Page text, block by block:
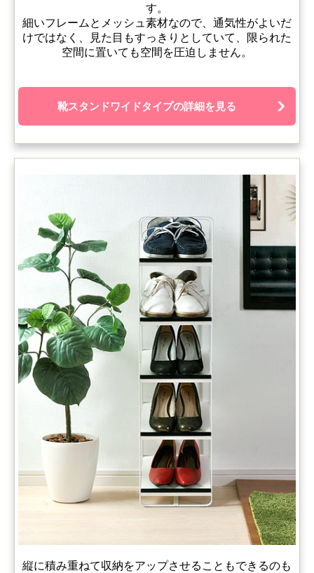
す。
細いフレームとメッシュ素材なので、通気性がよいだ
けではなく、見た目もすっきりとしていて、限られた
空間に置いても空間を圧迫しません。
靴スタンドワイドタイプの詳細を見る
縦に積み重ねて収納をアップさせることもできるのも